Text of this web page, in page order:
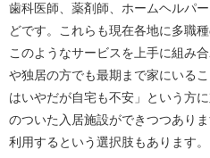
歯科医師、薬剤師、ホームヘルパ
どです。これらも現在各地に多職
このようなサービスを上手に組み
や独居の方でも最期まで家にいる
はいやだが自宅も不安」という方
のついた入居施設ができつつあり
利用するという選択肢もあります。